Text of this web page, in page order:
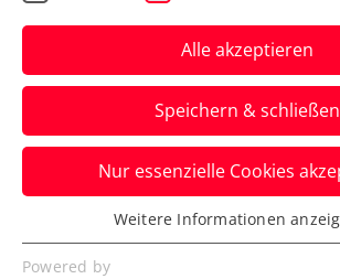
News filtern
Alle akzeptieren
Speichern & schließen
Nur essenzielle Cookies
Essenziell
Essenzielle Cookies werden für
Weitere Informationen
Powered by